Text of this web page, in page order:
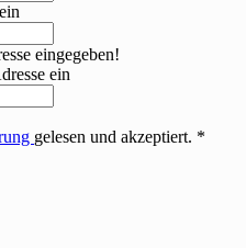
eingegeben!
ein
gelesen und akzeptiert. *